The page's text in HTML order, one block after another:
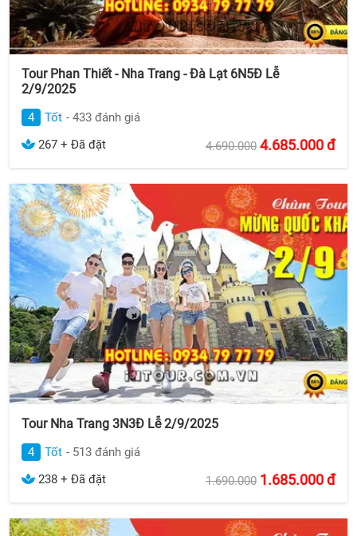
Tour Phan Thiết - Nha Trang - Đà Lạt 6N5Đ Lễ
2/9/2025
4 Tốt - 433 đánh giá
267 + Đã đặt
4.690.000 4.685.000đ
Tour Nha Trang 3N3Đ Lễ 2/9/2025
4 Tốt - 513 đánh giá
238 + Đã đặt
1.690.000 1.685.000đ